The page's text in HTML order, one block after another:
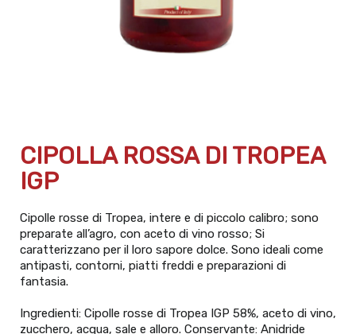
CIPOLLA ROSSA DI TROPEA
IGP
Cipolle rosse di Tropea, intere e di piccolo calibro; sono
preparate all’agro, con aceto di vino rosso; Si
caratterizzano per il loro sapore dolce. Sono ideali come
antipasti, contorni, piatti freddi e preparazioni di
fantasia.
Ingredienti: Cipolle rosse di Tropea IGP 58%, aceto di vino,
zucchero, acqua, sale e alloro. Conservante: Anidride